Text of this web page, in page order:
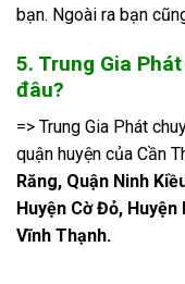
bạn. Ngoài ra bạn
5. Trung Gia
đâu?
=> Trung Gia Phát
quận huyện của Cần
Răng, Quận Ninh
Huyện Cờ Đỏ,
Vĩnh Thạnh.